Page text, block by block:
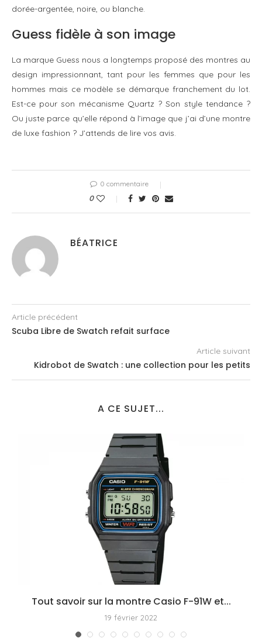
dorée-argentée, noire, ou blanche.
Guess fidèle à son image
La marque Guess nous a longtemps proposé des montres au
design impressionnant, tant pour les femmes que pour les
hommes mais ce modèle se démarque franchement du lot.
Est-ce pour son mécanisme Quartz ? Son style tendance ?
Ou juste parce qu’elle répond à l’image que j’ai d’une montre
de luxe fashion ? J’attends de lire vos avis.
0 commentaire
0
BÉATRICE
Article précédent
Scuba Libre de Swatch refait surface
Article suivant
Kidrobot de Swatch : une collection pour les petits
A CE SUJET...
Tout savoir sur la montre Casio F-91W et...
19 février 2022